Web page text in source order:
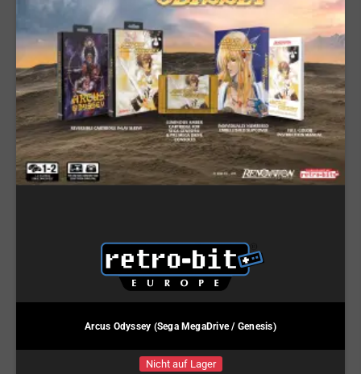
Arcus Odyssey (Sega MegaDrive / Genesis)
Nicht auf Lager